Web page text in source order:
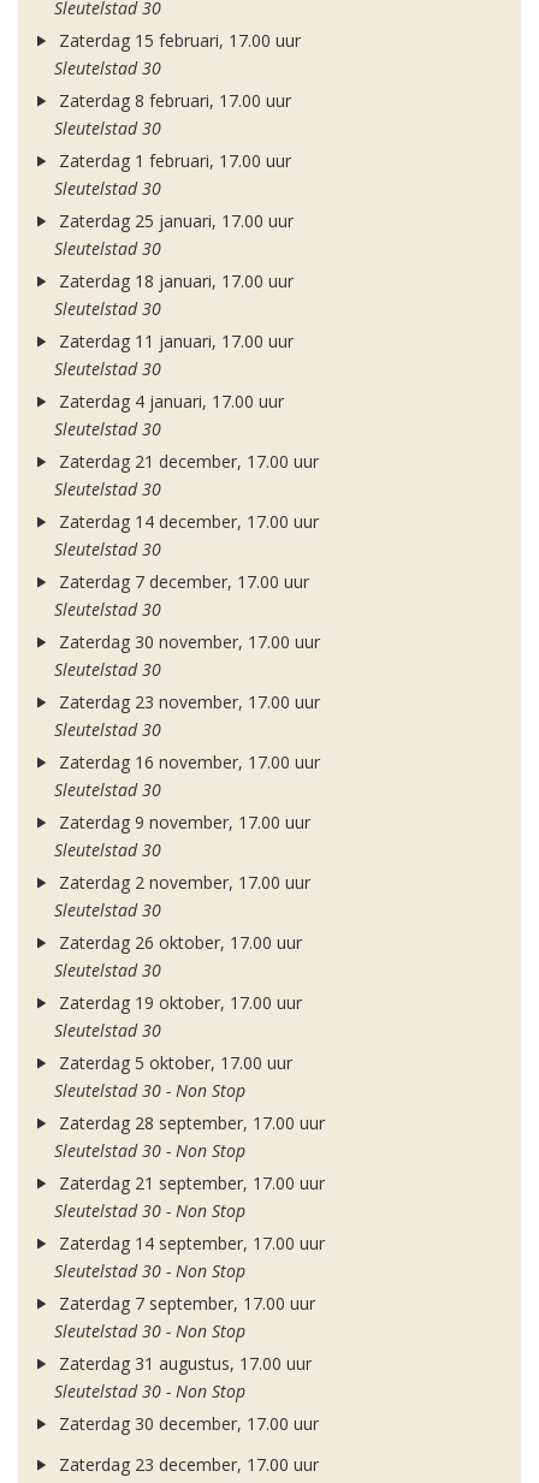
Sleutelstad 30
Zaterdag 15 februari, 17.00 uur
Sleutelstad 30
Zaterdag 8 februari, 17.00 uur
Sleutelstad 30
Zaterdag 1 februari, 17.00 uur
Sleutelstad 30
Zaterdag 25 januari, 17.00 uur
Sleutelstad 30
Zaterdag 18 januari, 17.00 uur
Sleutelstad 30
Zaterdag 11 januari, 17.00 uur
Sleutelstad 30
Zaterdag 4 januari, 17.00 uur
Sleutelstad 30
Zaterdag 21 december, 17.00 uur
Sleutelstad 30
Zaterdag 14 december, 17.00 uur
Sleutelstad 30
Zaterdag 7 december, 17.00 uur
Sleutelstad 30
Zaterdag 30 november, 17.00 uur
Sleutelstad 30
Zaterdag 23 november, 17.00 uur
Sleutelstad 30
Zaterdag 16 november, 17.00 uur
Sleutelstad 30
Zaterdag 9 november, 17.00 uur
Sleutelstad 30
Zaterdag 2 november, 17.00 uur
Sleutelstad 30
Zaterdag 26 oktober, 17.00 uur
Sleutelstad 30
Zaterdag 19 oktober, 17.00 uur
Sleutelstad 30
Zaterdag 5 oktober, 17.00 uur
Sleutelstad 30 - Non Stop
Zaterdag 28 september, 17.00 uur
Sleutelstad 30 - Non Stop
Zaterdag 21 september, 17.00 uur
Sleutelstad 30 - Non Stop
Zaterdag 14 september, 17.00 uur
Sleutelstad 30 - Non Stop
Zaterdag 7 september, 17.00 uur
Sleutelstad 30 - Non Stop
Zaterdag 31 augustus, 17.00 uur
Sleutelstad 30 - Non Stop
Zaterdag 30 december, 17.00 uur
Zaterdag 23 december, 17.00 uur